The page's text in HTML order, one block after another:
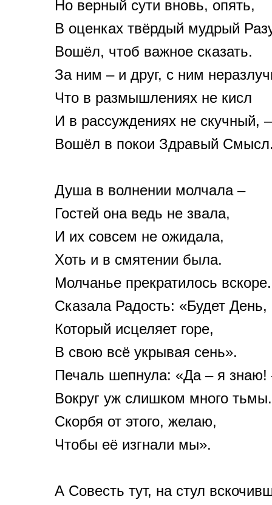
Но верный сути вновь, опять,
В оценках твёрдый мудрый
Вошёл, чтоб важное сказать.
За ним – и друг, с ним
Что в размышлениях не кисл
И в рассуждениях не скучный, –
Вошёл в покои Здравый
Душа в волнении молчала –
Гостей она ведь не звала,
И их совсем не ожидала,
Хоть и в смятении была.
Молчанье прекратилось вскоре.
Сказала Радость: «Будет День,
Который исцеляет горе,
В свою всё укрывая сень».
Печаль шепнула: «Да – я знаю!
Вокруг уж слишком много тьмы.
Скорбя от этого, желаю,
Чтобы её изгнали мы».
А Совесть тут, на стул